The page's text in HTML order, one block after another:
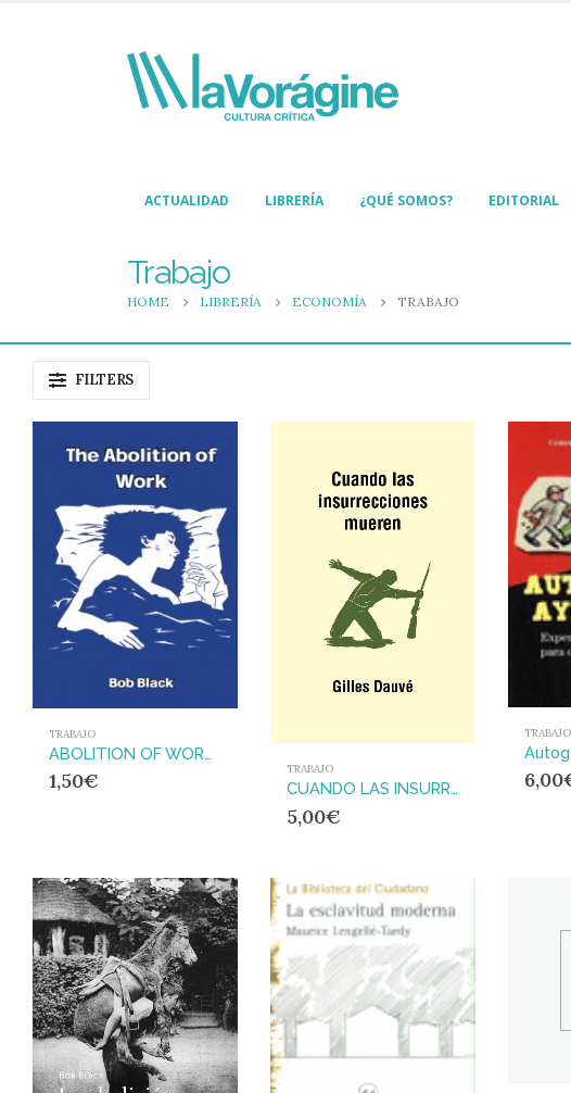
ACTUALIDAD LIBRERÍA ¿QUÉ SOMOS? EDITORIAL
Trabajo
HOME LIBRERÍA ECONOMÍA TRABAJO
FILTERS
TRABAJO
ABOLITION OF WORK, THE
1,50€ TRABAJO
CUANDO LAS INSURRECCIONES MUEREN
5,00€
TRABAJO
6,00